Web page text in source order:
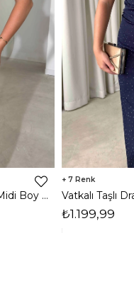
Vatkalı Taşlı Drape Detaylı Midi Boy Kahverengi Jesep Kadın Elbise 26Y282
7
₺1.199,99